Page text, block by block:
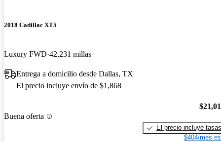
2018 Cadillac XT5
Luxury FWD 42,231 millas
Entrega a domicilio desde Dallas, TX
El precio incluye envío de $1,868
Buena oferta
El precio incluye tasas
$404/mes